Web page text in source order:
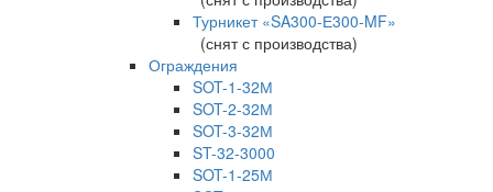
Турникет «SA300-Е300-MF»
(снят с производства)
Ограждения
SOT-1-32М
SOT-2-32М
SOT-3-32М
ST-32-3000
SOT-1-25М